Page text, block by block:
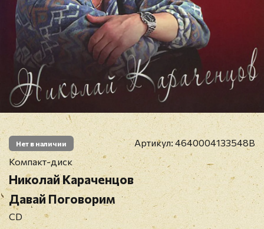
Нет в наличии Артикул: 4640004133548B
Компакт-диск
Николай Караченцов
Давай Поговорим
CD